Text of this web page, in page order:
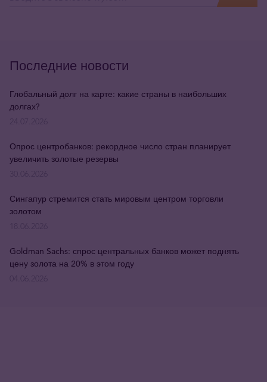
Последние новости
Глобальный долг на карте: какие страны в наибольших
долгах?
Опрос центробанков: рекордное число стран планирует
увеличить золотые резервы
Сингапур стремится стать мировым центром торговли
золотом
Goldman Sachs: спрос центральных банков может поднять
цену золота на 20% в этом году